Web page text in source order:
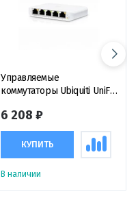
Управляемые
коммутаторы Ubiquiti UniFi
6 208 ₽
КУПИТЬ
В наличии